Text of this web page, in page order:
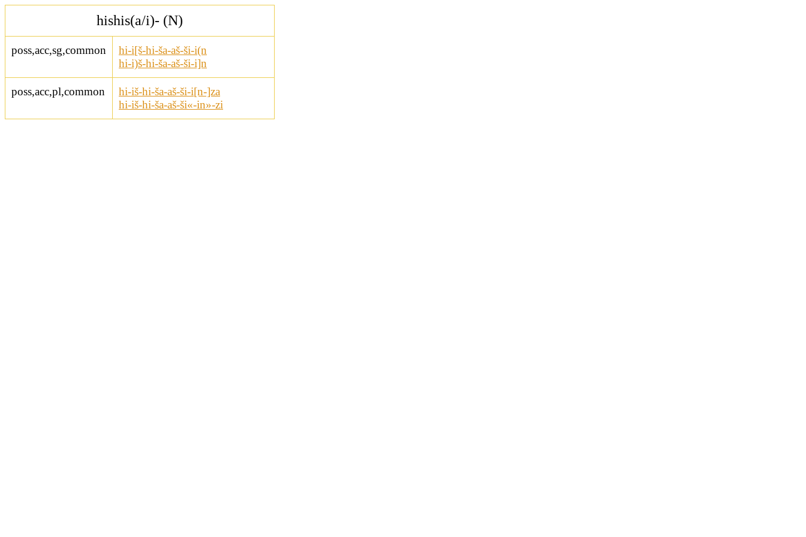
hishis(a/i)- (N)
poss,acc,sg,common
hi-i[š-hi-ša-aš-ši-i(n
hi-i)š-hi-ša-aš-ši-i]n
poss,acc,pl,common
hi-iš-hi-ša-aš-ši-i[n-]za
hi-iš-hi-ša-aš-ši«-in»-zi